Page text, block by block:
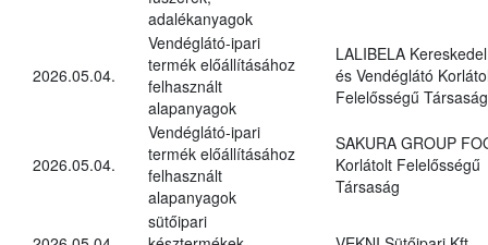
adalékanyagok
2026.05.04.
Vendéglátó-ipari
termék előállításához
felhasznált
alapanyagok
LALIBELA
és Vendéglátó
Felelősségű Társaság
2026.05.04.
Vendéglátó-ipari
termék előállításához
felhasznált
alapanyagok
SAKURA GROUP
Korlátolt Felelősségű
Társaság
sütőipari